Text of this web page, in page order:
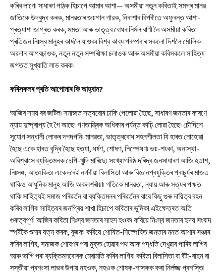
কৰিব লাগে৷ সাধাৰণ পাঠক হিচাপে আমাৰ আশা— অসমীয়া নতুন কবিতাই সমগ্ৰ মানৱ
জাতিকে উদ্বুদ্ধ কৰক, মানৱতাৰ জয়গান গাৱক, নিৰাশাৰ বিপৰীতে অফুৰন্ত আশা-
প্ৰত্যাশা জাগ্ৰত কৰক, মমতা আৰু ভাতৃত্ব বোধৰ নিৰ্মল বাণী লৈ অসমীয়া কবিতা
প্ৰতিজন নিঃস্ব মানুহৰ কাষলৈ যাওক৷ বিশ্ব কাব্য পৰম্পৰাৰ সকলো দিশলৈ মৌলিক
অৱদান আগবঢ়াওক, নতুন নতুন সম্পৰীক্ষা চলাওক আৰু অসমীয়া কবিসকলে সাহিত্য
জগতত সুখ্যাতি লাভ কৰক৷
কবিসকলৰপ্ৰতিআপোনাৰকিআহ্বান?
আজিৰ সময় বৰ জটিল৷ সমাজত সত্যবোৰ ঢাকি পেলোৱা হৈছে, সাধাৰণ জনতাৰ কাৰণে
ন্যায় দুষ্প্ৰাপ্য হৈ গৈ আছে৷ গণতান্ত্ৰিক অধিকাৰ পৰ্যন্ত কাঢ়ি লোৱা হৈছে৷ চৌদিশে
সুযোগ সন্ধানী লোকৰ দপদপনি৷ মানৱতা, ভাতৃত্ববোধ সহনশীলতা যি হাৰত নোহোৱা
হৈছে একে হাৰত বৃদ্ধি হৈছে হত্যা, ধৰ্ষণ, শোষণ, নিস্পেষণ৷ ভয়-শংকা, অনাস্থা-
অবিশ্বাসে ব্যক্তিমনক চেপি-খুন্দি মাৰিছে৷ সংখ্যাগৰিষ্ঠ দৰিদ্ৰ জনসাধাৰণ আজি হতাশ,
নিঃসঙ্গ, আতংকিত৷ একেদৰেই নগৰীয়া বিলাসিতা আৰু বিজ্ঞানপ্ৰযুক্তিৰ প্ৰাচুৰ্যৰ মাজত
থাকিও আধুনিক মানুহ আজি অকলশৰীয়া৷ গতিকে মানৱতা, ন্যায় আৰু সত্যৰ পক্ষত
থাকি সাহিত্যই সমাজ পৰিৱৰ্তন বা ব্যক্তিমনৰ পৰিৱৰ্তনৰ বাবে কিছু গুৰু দায়িত্ব বহন
কৰিব লাগিব৷ সাহিত্যৰ জনপ্ৰিয় শাখা হিচাপে কবিতাৰ ভুমিকা এইক্ষেত্ৰত অতি
গুৰুত্বপূৰ্ণ৷ আজিৰ কবিতা নিঃস্ব জনতাৰ সাহস হওক৷ কবিয়ে নিঃস্ব জনতাৰ হৃদয় সংবাদ
স্পষ্টকৈ শুনাৰ যত্ন কৰক, বুজক৷ কবিয়ে শোষিত-নিস্পেষিত জনতাৰ মনত আশাৰ সঞ্চাৰ
কৰিব লাগিব, সমাজক শোষণৰ পৰা মুক্ত হোৱাৰ পথ আৰু পদ্ধতি দেখুৱাব পাৰিব লাগিব
আৰু ভাগি পৰা ব্যক্তিমনবোৰক মেৰামতি কৰিব লাগিব৷ কবিতা বিলাসিতা বা বঁটা-বাহন বা
সস্তীয়া প্ৰশংসা লাভৰ উপায় নহওক, নহওক শোষক-শাসকক কৰা নিৰ্লজ্জ প্ৰশস্তি৷